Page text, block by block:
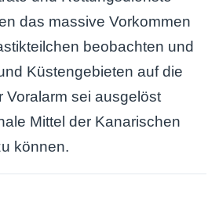
das massive Vorkommen
beobachten und
Küstengebieten auf die
Voralarm sei ausgelöst
Mittel der Kanarischen
können.